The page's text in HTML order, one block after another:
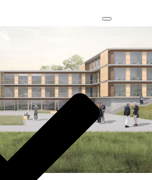
Navigations-